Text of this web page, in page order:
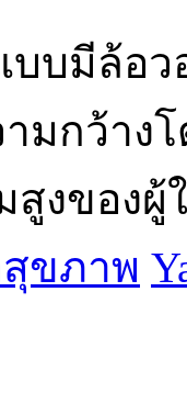
บมีล้อว
มกว้าง
สูงของผู้
ขภาพ